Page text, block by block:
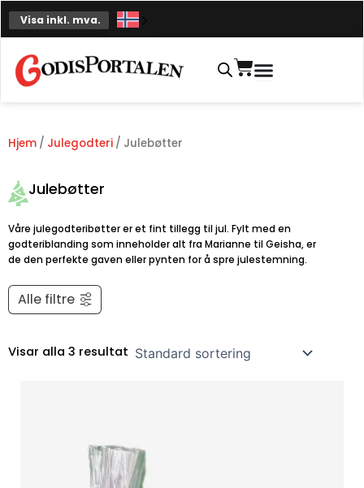
Hopp
til
Visa inkl. mva.
Handlekurv
Hjem / Julegodteri / Julebøtter
Julebøtter
Våre julegodteribøtter er et fint tillegg til jul. Fylt med en
godteriblanding som inneholder alt fra Marianne til Geisha, er
de den perfekte gaven eller pynten for å spre julestemning.
Alle filtre
Visar alla 3 resultat